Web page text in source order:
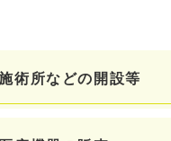
術所などの開設等